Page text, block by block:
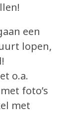
een
lopen,
o.a.
foto’s
met